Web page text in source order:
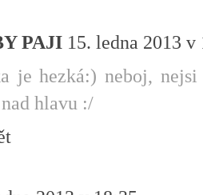
PAJI 15. ledna 2013 v
je hezká:) neboj,
hlavu :/